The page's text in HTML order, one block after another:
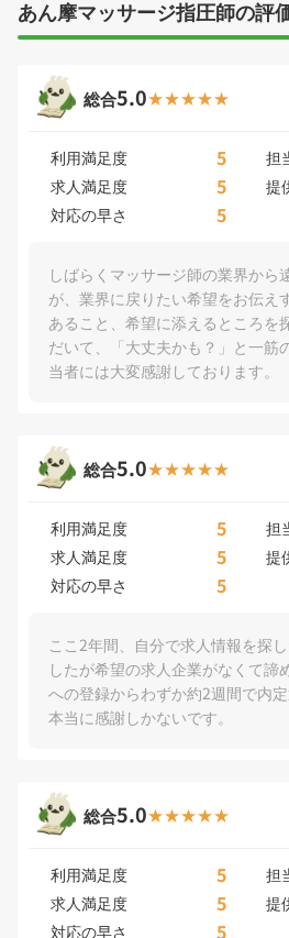
あん摩マッサージ指圧師の評
総合5.0
利用満足度 5 担
求人満足度 5 提
対応の早さ 5
しばらくマッサージ師の業界から
が、業界に戻りたい希望をお伝え
あること、希望に添えるところを
だいて、「大丈夫かも？」と一筋
当者には大変感謝しております。
総合5.0
利用満足度 5 担
求人満足度 5 提
対応の早さ 5
ここ2年間、自分で求人情報を探
したが希望の求人企業がなくて諦
への登録からわずか約2週間で内定
本当に感謝しかないです。
総合5.0
利用満足度 5 担
求人満足度 5 提
対応の早さ 5